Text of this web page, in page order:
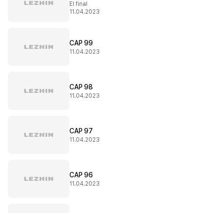
El final
11.04.2023
CAP 99
11.04.2023
CAP 98
11.04.2023
CAP 97
11.04.2023
CAP 96
11.04.2023